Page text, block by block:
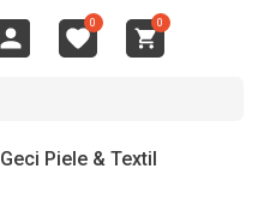
0 0
Geci Piele & Textil